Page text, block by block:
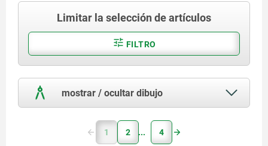
Clavija de bloqueo 1.4305.
Empuñadura de termoplástico
(resistente a altas temperaturas)
reforzado con fibra de vidrio.
Empuñadura gris negruzcoáceo
RAL7021 o rojo tráfico
RAL3020.
Limitar la selección de artículos
FILTRO
mostrar / ocultar dibujo
1 2 4